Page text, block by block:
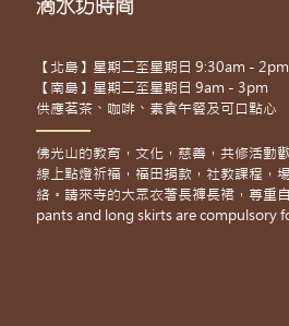
滴水坊時間
【北島】星期二至星期日 9:30am - 2pm
【南島】星期二至星期日 9am - 3pm
供應茗茶、咖啡、素食午餐及可口點心
佛光山的教育，文化，慈善，共修活動
線上點燈祈福，福田捐款，社教課程，
絡。請來寺的大眾衣著長褲長裙，尊重
pants and long skirts are compulsory